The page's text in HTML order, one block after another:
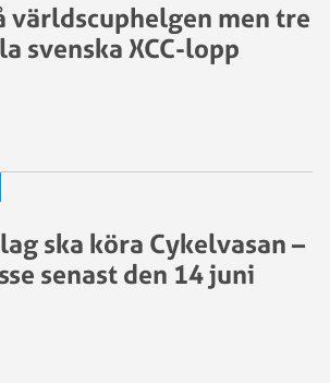
världscuphelgen men tre
svenska XCC-lopp
ska köra Cykelvasan –
senast den 14 juni